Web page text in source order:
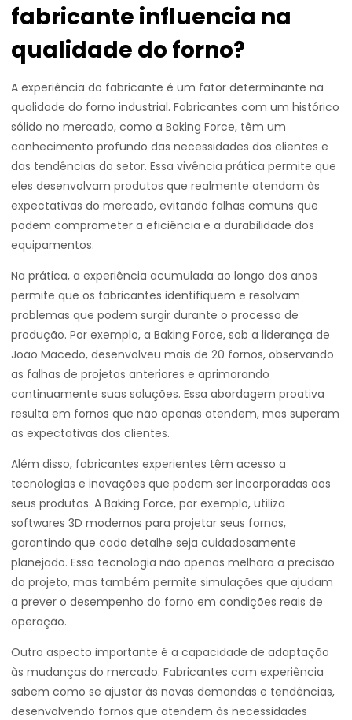
fabricante influencia na
qualidade do forno?
A experiência do fabricante é um fator determinante na
qualidade do forno industrial. Fabricantes com um histórico
sólido no mercado, como a Baking Force, têm um
conhecimento profundo das necessidades dos clientes e
das tendências do setor. Essa vivência prática permite que
eles desenvolvam produtos que realmente atendam às
expectativas do mercado, evitando falhas comuns que
podem comprometer a eficiência e a durabilidade dos
equipamentos.
Na prática, a experiência acumulada ao longo dos anos
permite que os fabricantes identifiquem e resolvam
problemas que podem surgir durante o processo de
produção. Por exemplo, a Baking Force, sob a liderança de
João Macedo, desenvolveu mais de 20 fornos, observando
as falhas de projetos anteriores e aprimorando
continuamente suas soluções. Essa abordagem proativa
resulta em fornos que não apenas atendem, mas superam
as expectativas dos clientes.
Além disso, fabricantes experientes têm acesso a
tecnologias e inovações que podem ser incorporadas aos
seus produtos. A Baking Force, por exemplo, utiliza
softwares 3D modernos para projetar seus fornos,
garantindo que cada detalhe seja cuidadosamente
planejado. Essa tecnologia não apenas melhora a precisão
do projeto, mas também permite simulações que ajudam
a prever o desempenho do forno em condições reais de
operação.
Outro aspecto importante é a capacidade de adaptação
às mudanças do mercado. Fabricantes com experiência
sabem como se ajustar às novas demandas e tendências,
desenvolvendo fornos que atendem às necessidades